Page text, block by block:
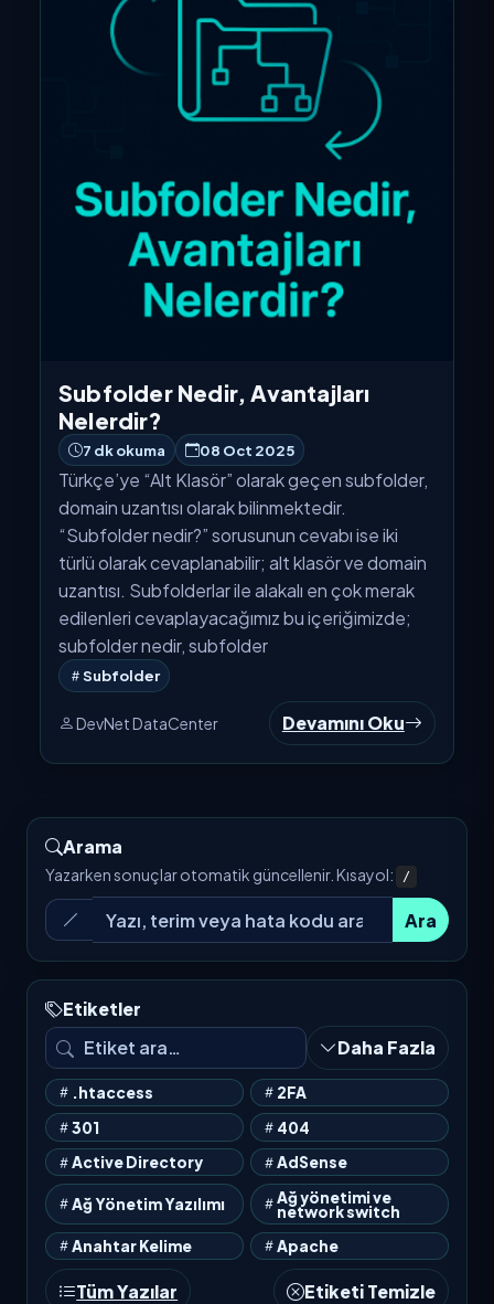
Subfolder Nedir, Avantajları
Nelerdir?
7 dk okuma 08 Oct 2025
Türkçe’ye “Alt Klasör” olarak geçen subfolder,
domain uzantısı olarak bilinmektedir.
“Subfolder nedir?” sorusunun cevabı ise iki
türlü olarak cevaplanabilir; alt klasör ve domain
uzantısı. Subfolderlar ile alakalı en çok merak
edilenleri cevaplayacağımız bu içeriğimizde;
subfolder nedir, subfolder
Subfolder
DevNet DataCenter Devamını Oku
Arama
Yazarken sonuçlar otomatik güncellenir. Kısayol: /
Ara
Etiketler
Daha Fazla
.htaccess
2FA
301
404
Active Directory
AdSense
Ağ Yönetim Yazılımı Ağ yönetimi ve
network switch
Anahtar Kelime
Apache
Tüm Yazılar Etiketi Temizle